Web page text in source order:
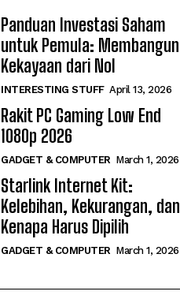
Panduan Investasi Saham
untuk Pemula: Membangun
Kekayaan dari Nol
INTERESTING STUFF April 13, 2026
Rakit PC Gaming Low End
1080p 2026
GADGET & COMPUTER March 1, 2026
Starlink Internet Kit:
Kelebihan, Kekurangan, dan
Kenapa Harus Dipilih
GADGET & COMPUTER March 1, 2026